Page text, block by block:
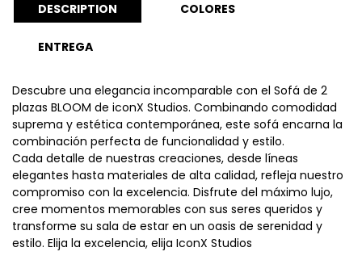
DESCRIPTION COLORES
ENTREGA
Descubre una elegancia incomparable con el Sofá de 2
plazas BLOOM de iconX Studios. Combinando comodidad
suprema y estética contemporánea, este sofá encarna la
combinación perfecta de funcionalidad y estilo.
Cada detalle de nuestras creaciones, desde líneas
elegantes hasta materiales de alta calidad, refleja nuestro
compromiso con la excelencia. Disfrute del máximo lujo,
cree momentos memorables con sus seres queridos y
transforme su sala de estar en un oasis de serenidad y
estilo. Elija la excelencia, elija IconX Studios